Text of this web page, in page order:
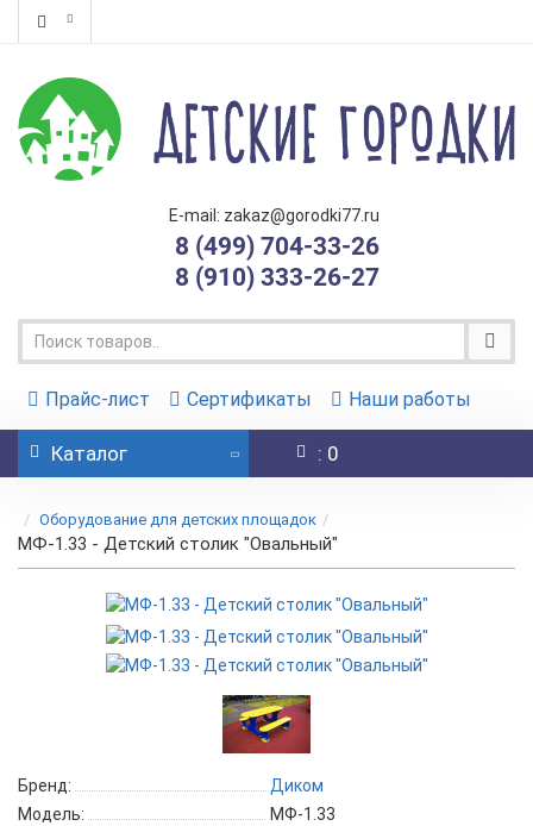
E-mail: zakaz@gorodki77.ru
8 (499) 704-33-26
8 (910) 333-26-27
Прайс-лист Сертификаты Наши работы
Каталог : 0
Оборудование для детских площадок
МФ-1.33 - Детский столик "Овальный"
Бренд:
Диком
Модель:
МФ-1.33